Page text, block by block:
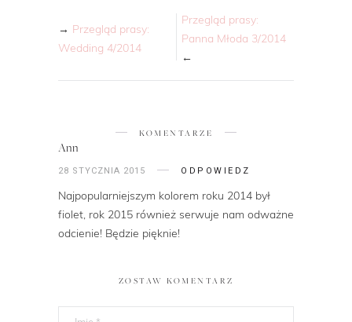
→ Przegląd prasy:
Wedding 4/2014
Przegląd prasy:
Panna Młoda 3/2014
←
KOMENTARZE
Ann
28 STYCZNIA 2015 ODPOWIEDZ
Najpopularniejszym kolorem roku 2014 był
fiolet, rok 2015 również serwuje nam odważne
odcienie! Będzie pięknie!
ZOSTAW KOMENTARZ